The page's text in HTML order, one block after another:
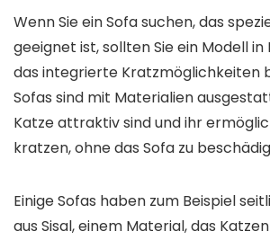
Wenn Sie ein Sofa suchen, das
geeignet ist, sollten Sie ein Modell
das integrierte Kratzmöglichkeiten
Sofas sind mit Materialien
Katze attraktiv sind und ihr
kratzen, ohne das Sofa zu
Einige Sofas haben zum Beispiel
aus Sisal, einem Material, das